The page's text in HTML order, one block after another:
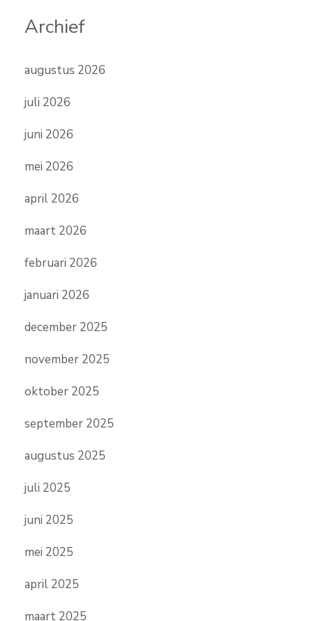
Archief
augustus 2026
juli 2026
juni 2026
mei 2026
april 2026
maart 2026
februari 2026
januari 2026
december 2025
november 2025
oktober 2025
september 2025
augustus 2025
juli 2025
juni 2025
mei 2025
april 2025
maart 2025